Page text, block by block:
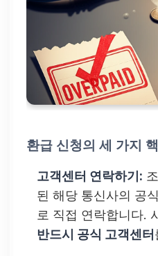
환급 신청의 세 가지
고객센터 연락하기:
된 해당 통신사의 공
로 직접 연락합니다.
반드시 공식 고객센터